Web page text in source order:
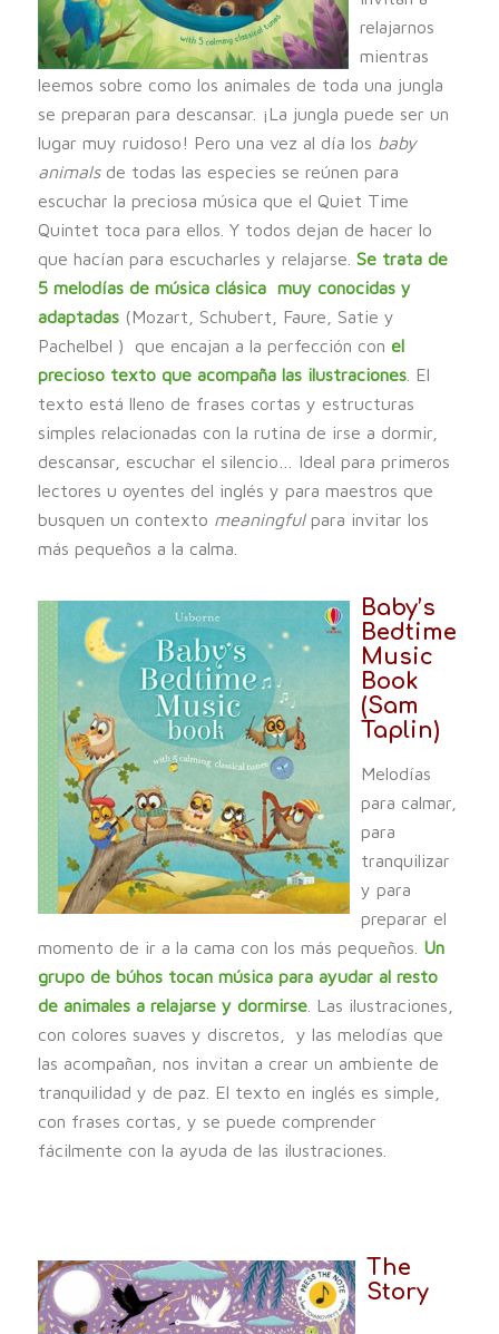
relajarnos
mientras
leemos sobre como los animales de toda una jungla
se preparan para descansar. ¡La jungla puede ser un
lugar muy ruidoso! Pero una vez al día los baby
animalsde todas las especies se reúnen para
escuchar la preciosa música que el Quiet Time
Quintet toca para ellos. Y todos dejan de hacer lo
que hacían para escucharles y relajarse. Se trata de
5 melodías de música clásica muy conocidas y
adaptadas(Mozart, Schubert, Faure, Satie y
Pachelbel ) que encajan a la perfección con el
precioso texto que acompaña las ilustraciones. El
texto está lleno de frases cortas y estructuras
simples relacionadas con la rutina de irse a dormir,
descansar, escuchar el silencio… Ideal para primeros
lectores u oyentes del inglés y para maestros que
busquen un contexto meaningfulpara invitar los
más pequeños a la calma.
Baby’s
Bedtime
Music
Book
(Sam
Taplin)
Melodías
para calmar,
para
tranquilizar
y para
preparar el
momento de ir a la cama con los más pequeños. Un
grupo de búhos tocan música para ayudar al resto
de animales a relajarse y dormirse. Las ilustraciones,
con colores suaves y discretos, y las melodías que
las acompañan, nos invitan a crear un ambiente de
tranquilidad y de paz. El texto en inglés es simple,
con frases cortas, y se puede comprender
fácilmente con la ayuda de las ilustraciones.
The
Story